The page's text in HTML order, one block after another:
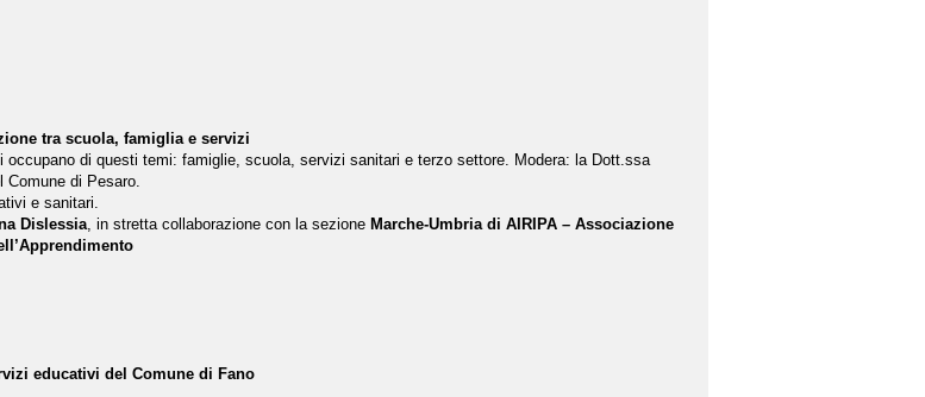
tra scuola, famiglia e servizi
occupano di questi temi: famiglie, scuola, servizi sanitari e terzo settore. Modera: la Dott.ssa
Comune di Pesaro.
e sanitari.
Dislessia, in stretta collaborazione con la sezione Marche-Umbria di AIRIPA – Associazione
educativi del Comune di Fano